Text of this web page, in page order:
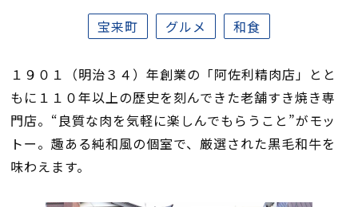
宝来町 グルメ 和食
１９０１（明治３４）年創業の「阿佐利精肉店」とと
もに１１０年以上の歴史を刻んできた老舗すき焼き専
門店。“良質な肉を気軽に楽しんでもらうこと”がモッ
トー。趣ある純和風の個室で、厳選された黒毛和牛を
味わえます。